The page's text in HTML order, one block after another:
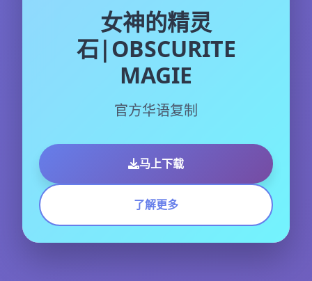
女神的精灵
石|OBSCURITE
MAGIE
官方华语复制
马上下载
了解更多